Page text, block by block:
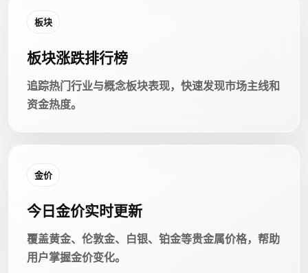
板块
板块涨跌排行榜
追踪热门行业与概念板块表现，快速发现市场主线和
资金热度。
金价
今日金价实时更新
覆盖黄金、伦敦金、白银、铂金等贵金属价格，帮助
用户掌握金价变化。